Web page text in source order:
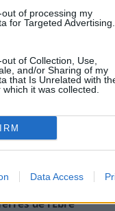
of processing my
for Targeted Advertising.
of Collection, Use,
and/or Sharing of my
that Is Unrelated with
it was collected.
Data Access
de l’Ebre